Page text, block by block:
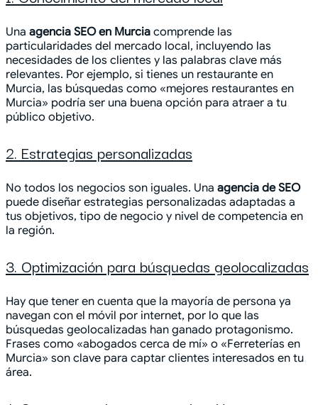
Una agencia SEO en Murcia comprende las
particularidades del mercado local, incluyendo las
necesidades de los clientes y las palabras clave más
relevantes. Por ejemplo, si tienes un restaurante en
Murcia, las búsquedas como «mejores restaurantes en
Murcia» podría ser una buena opción para atraer a tu
público objetivo.
2. Estrategias personalizadas
No todos los negocios son iguales. Una agencia de SEO
puede diseñar estrategias personalizadas adaptadas a
tus objetivos, tipo de negocio y nivel de competencia en
la región.
3. Optimización para búsquedas geolocalizadas
Hay que tener en cuenta que la mayoría de persona ya
navegan con el móvil por internet, por lo que las
búsquedas geolocalizadas han ganado protagonismo.
Frases como «abogados cerca de mí» o «Ferreterías en
Murcia» son clave para captar clientes interesados en tu
área.